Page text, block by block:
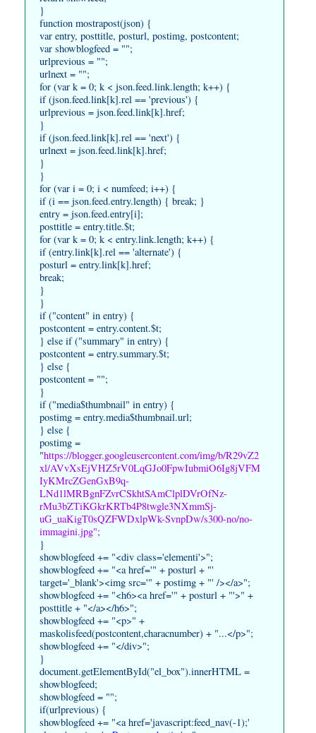
}
function mostrapost(json) {
var entry, posttitle, posturl, postimg, postcontent;
var showblogfeed = "";
urlprevious = "";
urlnext = "";
for (var k = 0; k < json.feed.link.length; k++) {
if (json.feed.link[k].rel == 'previous') {
urlprevious = json.feed.link[k].href;
}
if (json.feed.link[k].rel == 'next') {
urlnext = json.feed.link[k].href;
}
}
for (var i = 0; i < numfeed; i++) {
if (i == json.feed.entry.length) { break; }
entry = json.feed.entry[i];
posttitle = entry.title.$t;
for (var k = 0; k < entry.link.length; k++) {
if (entry.link[k].rel == 'alternate') {
posturl = entry.link[k].href;
break;
}
}
if ("content" in entry) {
postcontent = entry.content.$t;
} else if ("summary" in entry) {
postcontent = entry.summary.$t;
} else {
postcontent = "";
}
if ("media$thumbnail" in entry) {
postimg = entry.media$thumbnail.url;
} else {
postimg =
"https://blogger.googleusercontent.com/img/b/R29vZ2
xl/AVvXsEjVHZ5rV0LqGJo0FpwIubmiO6Ig8jVFM
IyKMrcZGenGxB9q-
LNd1lMRBgnFZvrCSkhtSAmClplDVrOfNz-
rMu3bZTiKGkrKRTb4P8twgle3NXmmSj-
uG_uaKigT0sQZFWDxlpWk-SvnpDw/s300-no/no-
immagini.jpg";
}
showblogfeed += "<div class='elementi'>";
showblogfeed += "<a href='" + posturl + "'
target='_blank'><img src='" + postimg + "' /></a>";
showblogfeed += "<h6><a href='" + posturl + "'>" +
posttitle + "</a></h6>";
showblogfeed += "<p>" +
maskolisfeed(postcontent,characnumber) + "...</p>";
showblogfeed += "</div>";
}
document.getElementById("el_box").innerHTML =
showblogfeed;
showblogfeed = "";
if(urlprevious) {
showblogfeed += "<a href='javascript:feed_nav(-1);'